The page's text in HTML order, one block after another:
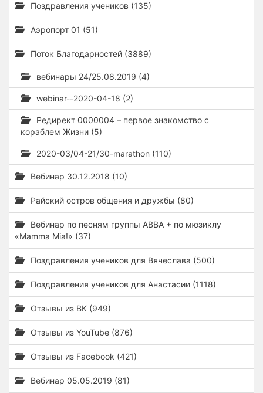
Поздравления учеников (135)
Аэропорт 01 (51)
Поток Благодарностей (3889)
вебинары 24/25.08.2019 (4)
webinar--2020-04-18 (2)
Редирект 0000004 – первое знакомство с
кораблем Жизни (5)
2020-03/04-21/30-marathon (110)
Вебинар 30.12.2018 (10)
Райский остров общения и дружбы (80)
Вебинар по песням группы ABBA + по мюзиклу
«Mamma Mia!» (37)
Поздравления учеников для Вячеслава (500)
Поздравления учеников для Анастасии (1118)
Отзывы из ВК (949)
Отзывы из YouTube (876)
Отзывы из Facebook (421)
Вебинар 05.05.2019 (81)